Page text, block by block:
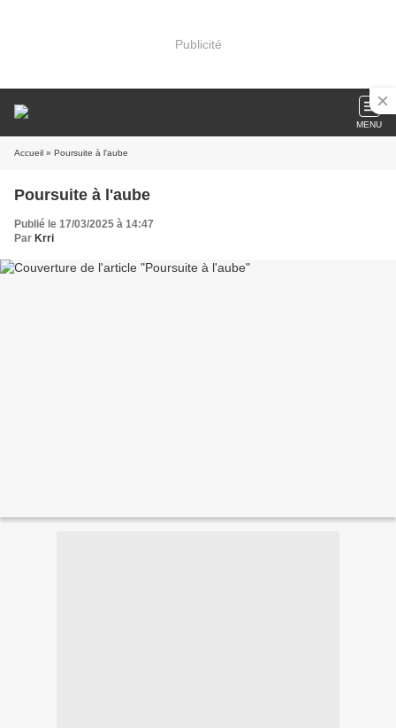
Publicité
MENU
Accueil » Poursuite à l'aube
Poursuite à l'aube
Publié le 17/03/2025 à 14:47
Par Krri